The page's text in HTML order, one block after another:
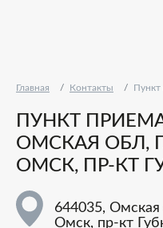
Главная Контакты Пункт
ПУНКТ
ОМСКАЯ ОБЛ,
ОМСК, ПР-КТ
644035, Омская
Омск, пр-кт